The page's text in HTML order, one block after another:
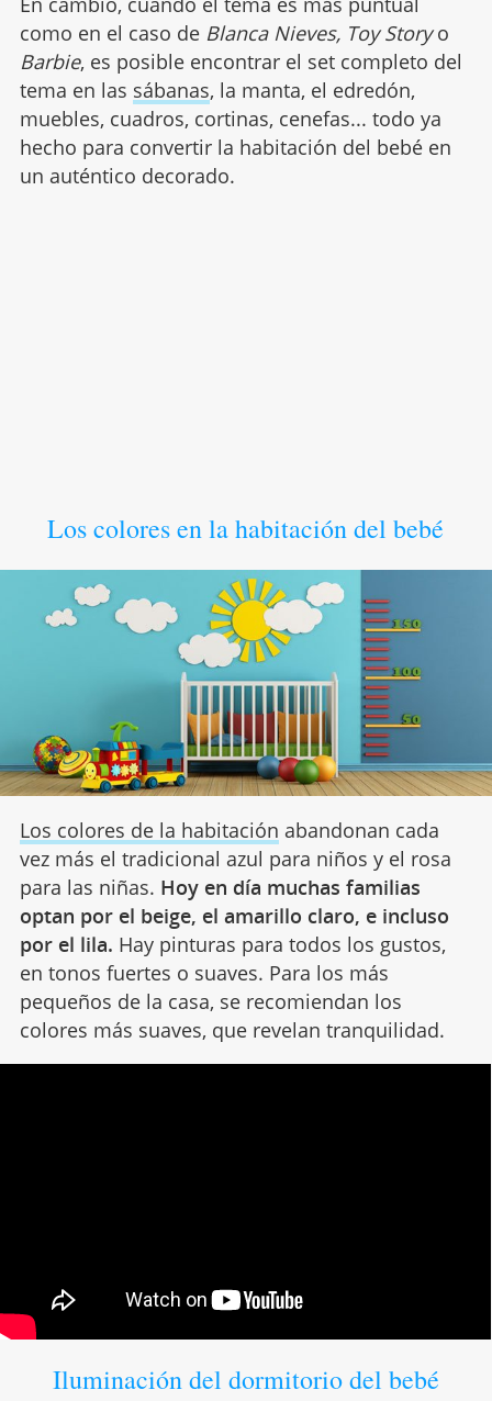
como en el caso de Blanca Nieves, Toy Storyo
Barbie, es posible encontrar el set completo del
tema en las sábanas, la manta, el edredón,
muebles, cuadros, cortinas, cenefas... todo ya
hecho para convertir la habitación del bebé en
un auténtico decorado.
Los colores en la habitación del bebé
Los colores de la habitación abandonan cada
vez más el tradicional azul para niños y el rosa
para las niñas. Hoy en día muchas familias
optan por el beige, el amarillo claro, e incluso
por el lila. Hay pinturas para todos los gustos,
en tonos fuertes o suaves. Para los más
pequeños de la casa, se recomiendan los
colores más suaves, que revelan tranquilidad.
Iluminación del dormitorio del bebé